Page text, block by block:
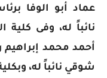
عماد أبو الوفا
نائباً له، وفى
أحمد محمد إبراهيم
شوقي نائباً له،